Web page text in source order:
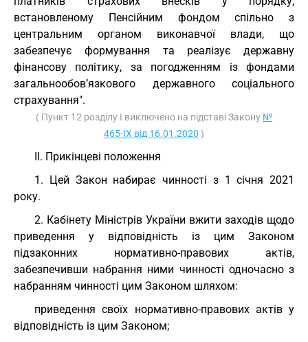
встановленому Пенсійним фондом спільно з
центральним органом виконавчої влади, що
забезпечує формування та реалізує державну
фінансову політику, за погодженням із фондами
загальнообов’язкового державного соціального
страхування".
( Пункт 12 розділу I виключено на підставі Закону №
465-IX від 16.01.2020 )
II. Прикінцеві положення
1. Цей Закон набирає чинності з 1 січня 2021
року.
2. Кабінету Міністрів України вжити заходів щодо
приведення у відповідність із цим Законом
підзаконних нормативно-правових актів,
забезпечивши набрання ними чинності одночасно з
набранням чинності цим Законом шляхом:
приведення своїх нормативно-правових актів у
відповідність із цим Законом;